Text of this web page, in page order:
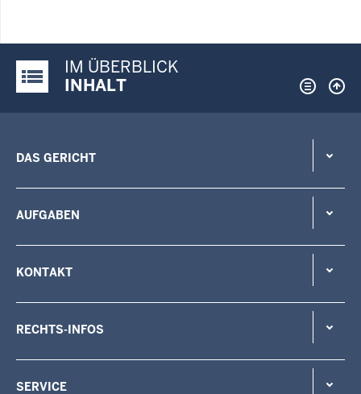
Justiz-Portal im Überblick:
IM ÜBERBLICK
INHALT
DAS GERICHT
AUFGABEN
KONTAKT
RECHTS-INFOS
SERVICE